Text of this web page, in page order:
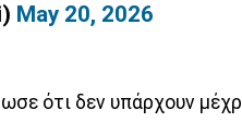
May 20, 2026
ότι δεν υπάρχουν